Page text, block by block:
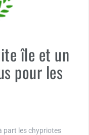
île et un
pour les
part les chypriotes